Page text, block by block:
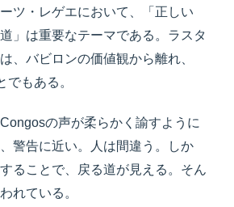
ツ・レゲエにおいて、「正しい
」は重要なテーマである。ラスタ
、バビロンの価値観から離れ、
でもある。
の声が柔らかく諭すように
警告に近い。人は間違う。しか
ることで、戻る道が見える。そん
れている。